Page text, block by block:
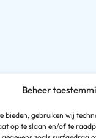
Beheer
bieden, gebruiken wij
op te slaan en/of te